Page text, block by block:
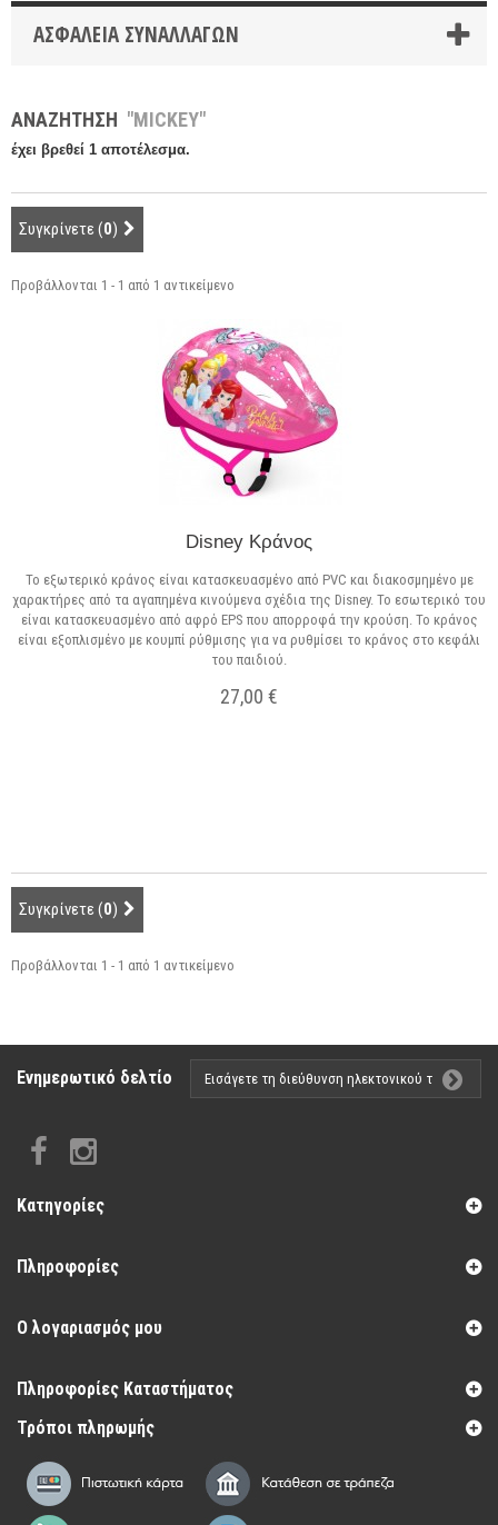
ΑΣΦΆΛΕΙΑ ΣΥΝΑΛΛΑΓΏΝ
ΑΝΑΖΉΤΗΣΗ "MICKEY"
έχει βρεθεί 1 αποτέλεσμα.
Συγκρίνετε (0)
Προβάλλονται 1 - 1 από 1 αντικείμενο
Disney Κράνος
Το εξωτερικό κράνος είναι κατασκευασμένο από PVC και διακοσμημένο με
χαρακτήρες από τα αγαπημένα κινούμενα σχέδια της Disney. Το εσωτερικό του
είναι κατασκευασμένο από αφρό EPS που απορροφά την κρούση. Το κράνος
είναι εξοπλισμένο με κουμπί ρύθμισης για να ρυθμίσει το κράνος στο κεφάλι
του παιδιού.
27,00 €
Συγκρίνετε (0)
Προβάλλονται 1 - 1 από 1 αντικείμενο
Ενημερωτικό δελτίο
Κατηγορίες
Πληροφορίες
Ο λογαριασμός μου
Πληροφορίες Καταστήματος
Τρόποι πληρωμής